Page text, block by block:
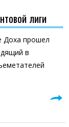
лиги
Доха прошел
в